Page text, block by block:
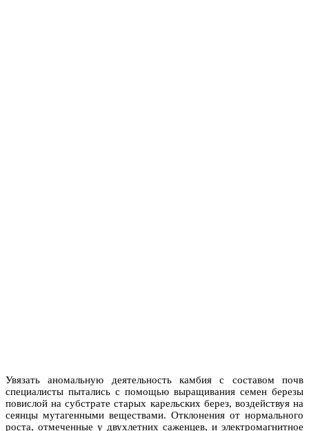
Увязать аномальную деятельность камбия с составом почв
специалисты пытались с помощью выращивания семен березы
повислой на субстрате старых карельских берез, воздействуя на
сеянцы мутагенными веществами. Отклонения от нормального
роста, отмеченные у двухлетних саженцев, и электромагнитное